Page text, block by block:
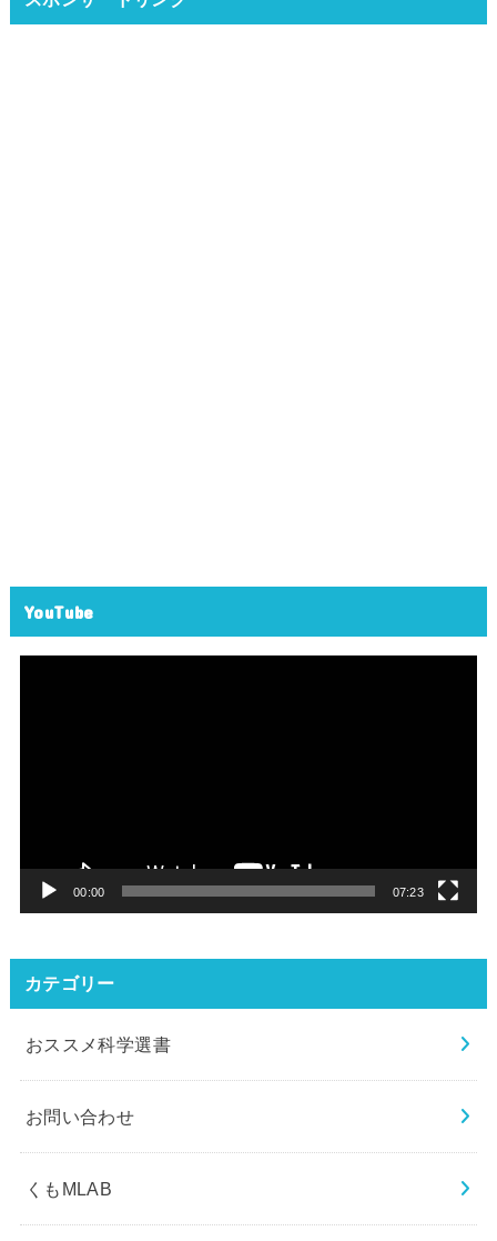
YouTube
00:00 07:23
カテゴリー
おススメ科学選書
お問い合わせ
くもMLAB